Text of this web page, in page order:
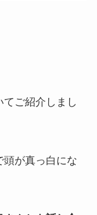
ご紹介しまし
頭が真っ白にな